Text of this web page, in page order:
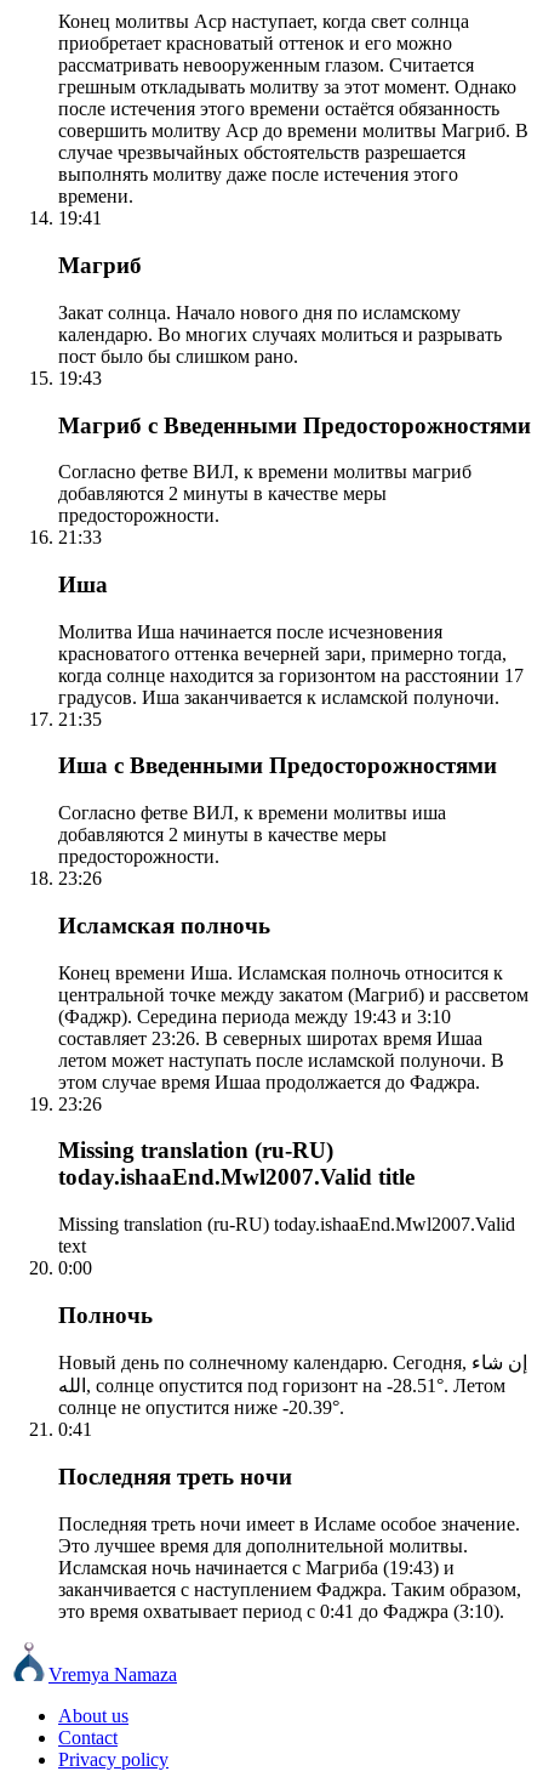
Конец молитвы Аср наступает, когда свет солнца
приобретает красноватый оттенок и его можно
рассматривать невооруженным глазом. Считается
грешным откладывать молитву за этот момент. Однако
после истечения этого времени остаётся обязанность
совершить молитву Аср до времени молитвы Магриб. В
случае чрезвычайных обстоятельств разрешается
выполнять молитву даже после истечения этого
времени.
19:41
Магриб
Закат солнца. Начало нового дня по исламскому
календарю. Во многих случаях молиться и разрывать
пост было бы слишком рано.
19:43
Магриб с Введенными Предосторожностями
Согласно фетве ВИЛ, к времени молитвы магриб
добавляются 2 минуты в качестве меры
предосторожности.
21:33
Иша
Молитва Иша начинается после исчезновения
красноватого оттенка вечерней зари, примерно тогда,
когда солнце находится за горизонтом на расстоянии 17
градусов. Иша заканчивается к исламской полуночи.
21:35
Иша с Введенными Предосторожностями
Согласно фетве ВИЛ, к времени молитвы иша
добавляются 2 минуты в качестве меры
предосторожности.
23:26
Исламская полночь
Конец времени Иша. Исламская полночь относится к
центральной точке между закатом (Магриб) и рассветом
(Фаджр). Середина периода между 19:43 и 3:10
составляет 23:26. В северных широтах время Ишаа
летом может наступать после исламской полуночи. В
этом случае время Ишаа продолжается до Фаджра.
23:26
Missing translation (ru-RU)
today.ishaaEnd.Mwl2007.Valid title
Missing translation (ru-RU) today.ishaaEnd.Mwl2007.Valid
text
0:00
Полночь
Новый день по солнечному календарю. Сегодня, إن شاء
الله, солнце опустится под горизонт на -28.51°. Летом
солнце не опустится ниже -20.39°.
0:41
Последняя треть ночи
Последняя треть ночи имеет в Исламе особое значение.
Это лучшее время для дополнительной молитвы.
Исламская ночь начинается с Магриба (19:43) и
заканчивается с наступлением Фаджра. Таким образом,
это время охватывает период с 0:41 до Фаджра (3:10).
Vremya Namaza
About us
Contact
Privacy policy